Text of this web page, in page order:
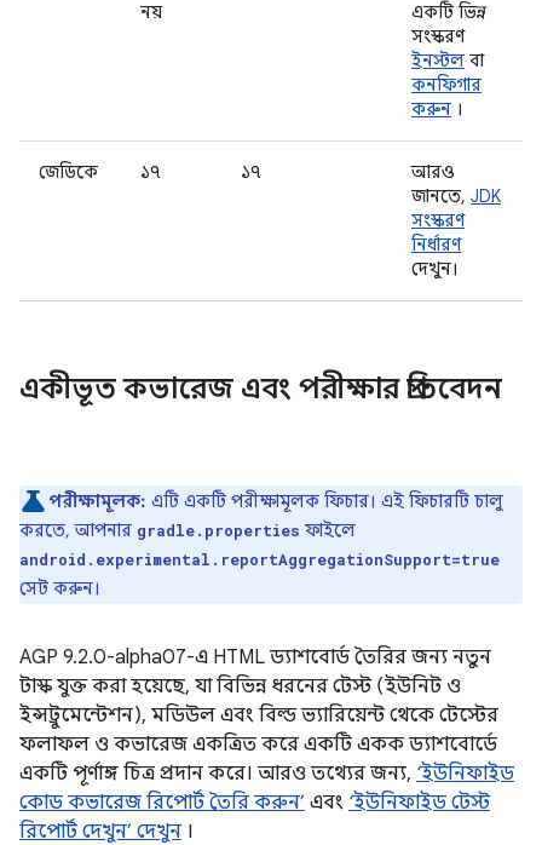
নয়
একটি ভিন্ন
সংস্করণ
ইনস্টল বা
কনফিগার
করুন ।
জেডিকে ১৭ ১৭
আরও
জানতে, JDK
সংস্করণ
নির্ধারণ
দেখুন।
একীভূত কভারেজ এবং পরীক্ষার প্রতিবেদন
পরীক্ষামূলক: এটি একটি পরীক্ষামূলক ফিচার। এই ফিচারটি চালু
করতে, আপনার gradle.properties ফাইলে
android.experimental.reportAggregationSupport=true
সেট করুন।
AGP 9.2.0-alpha07-এ HTML ড্যাশবোর্ড তৈরির জন্য নতুন
টাস্ক যুক্ত করা হয়েছে, যা বিভিন্ন ধরনের টেস্ট (ইউনিট ও
ইন্সট্রুমেন্টেশন), মডিউল এবং বিল্ড ভ্যারিয়েন্ট থেকে টেস্টের
ফলাফল ও কভারেজ একত্রিত করে একটি একক ড্যাশবোর্ডে
একটি পূর্ণাঙ্গ চিত্র প্রদান করে। আরও তথ্যের জন্য, ‘ইউনিফাইড
কোড কভারেজ রিপোর্ট তৈরি করুন’ এবং ‘ইউনিফাইড টেস্ট
রিপোর্ট দেখুন’ দেখুন ।